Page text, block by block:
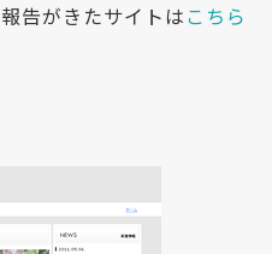
告がきたサイトはこちら